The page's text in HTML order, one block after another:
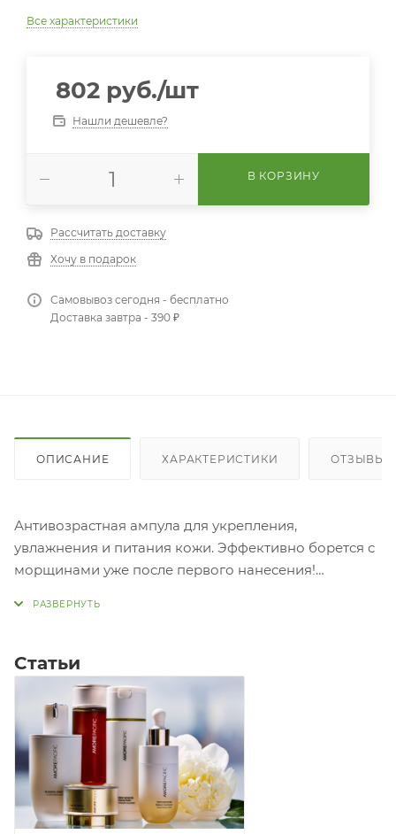
Все характеристики
802 руб./шт
Нашли дешевле?
В КОРЗИНУ
Рассчитать доставку
Хочу в подарок
Самовывоз сегодня - бесплатно
Доставка завтра - 390 ₽
ОПИСАНИЕ ХАРАКТЕРИСТИКИ ОТЗЫВЫ
Антивозрастная ампула для укрепления,
увлажнения и питания кожи. Эффективно борется с
морщинами уже после первого нанесения!
Статьи